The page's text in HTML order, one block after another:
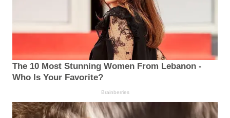
The 10 Most Stunning Women From Lebanon -
Who Is Your Favorite?
Brainberries